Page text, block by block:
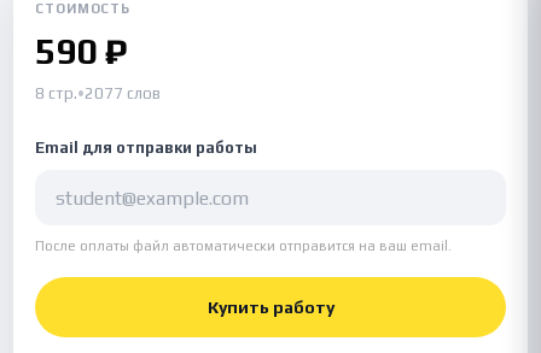
СТОИМОСТЬ
590 ₽
8 стр.•2077 слов
Email для отправки работы
После оплаты файл автоматически отправится на ваш email.
Купить работу